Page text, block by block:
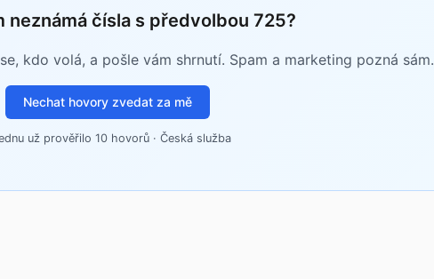
neznámá čísla s předvolbou 725?
kdo volá, a pošle vám shrnutí. Spam a marketing pozná sám.
Nechat hovory zvedat za mě
už prověřilo 10 hovorů · Česká služba